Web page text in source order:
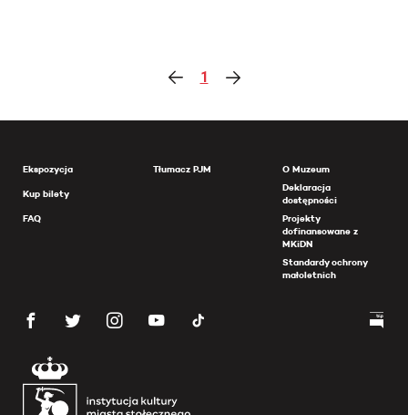
1
Ekspozycja
Kup bilety
FAQ
Tłumacz PJM
O Muzeum
Deklaracja
dostępności
Projekty
dofinansowane z
MKiDN
Standardy ochrony
małoletnich